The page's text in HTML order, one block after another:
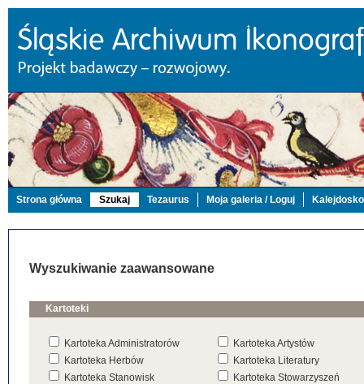
Strona główna Szukaj Tezaurus Moja galeria / Loguj
Wyszukiwanie zaawansowane
Kartoteki
Kartoteka Administratorów
Kartoteka Artystów
Kartoteka Herbów
Kartoteka Literatury
Kartoteka Stanowisk
Kartoteka Stowarzyszeń